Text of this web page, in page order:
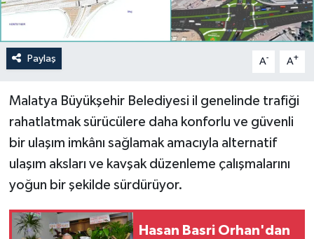
Paylaş A- A+
Malatya Büyükşehir Belediyesi il genelinde trafiği
rahatlatmak sürücülere daha konforlu ve güvenli
bir ulaşım imkânı sağlamak amacıyla alternatif
ulaşım aksları ve kavşak düzenleme çalışmalarını
yoğun bir şekilde sürdürüyor.
Hasan Basri Orhan'dan
Yaşam